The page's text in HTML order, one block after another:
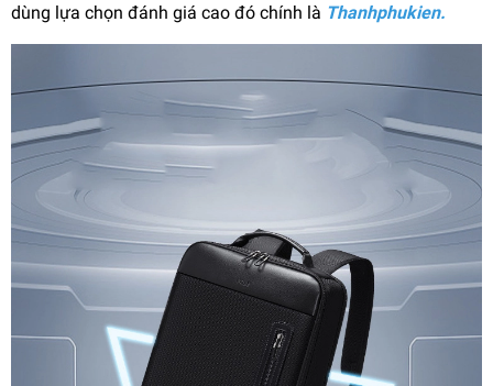
dùng lựa chọn đánh giá cao đó chính là Thanhphukien.